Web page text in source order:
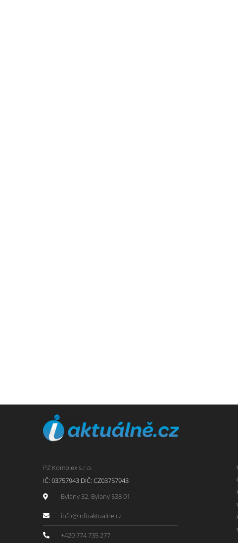
PZ Komplex s.r.o.
IČ: 03757943 DIČ: CZ03757943
Bylany 32, Bylany 538 01
info@infoaktualne.cz
+420 774 735 277